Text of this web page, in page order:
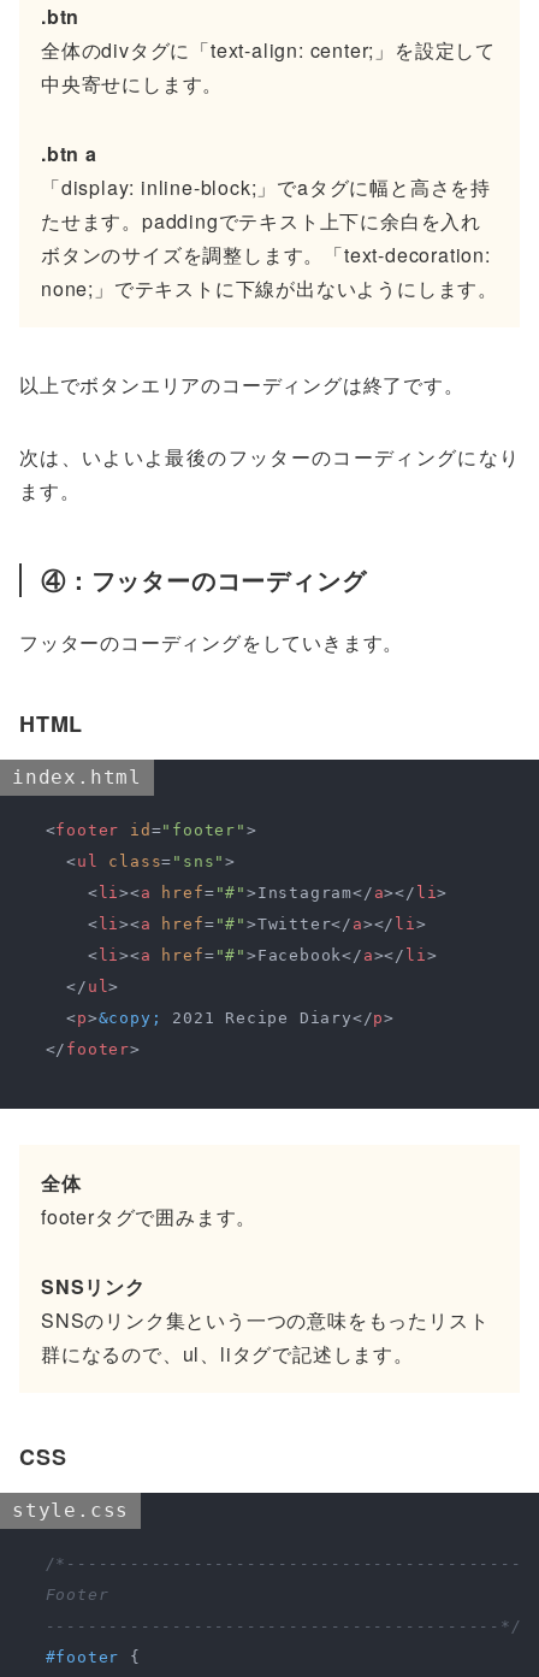
.btn
全体のdivタグに「text-align: center;」を設定して
中央寄せにします。
.btn a
「display: inline-block;」でaタグに幅と高さを持
たせます。paddingでテキスト上下に余白を入れ
ボタンのサイズを調整します。「text-decoration:
none;」でテキストに下線が出ないようにします。
以上でボタンエリアのコーディングは終了です。
次は、いよいよ最後のフッターのコーディングになり
ます。
④：フッターのコーディング
フッターのコーディングをしていきます。
HTML
index.html
<footer id ="footer" >
<ul class= "sns">
<li><a href= "#" > Instagram</ a></ li>
<li><a href= "#" >Twitter</ a></ li >
<li><a href= "#" > Facebook</ a></ li >
</ ul>
<p>&copy; 2021 Recipe Diary</p>
</ footer>
全体
footerタグで囲みます。
SNSリンク
SNSのリンク集という一つの意味をもったリスト
群になるので、ul、liタグで記述します。
CSS
style.css
/*-------------------------------------------
  Footer
  -------------------------------------------*/
#footer {